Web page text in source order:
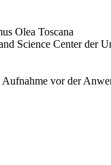
Olea Toscana
Science Center der
vor der